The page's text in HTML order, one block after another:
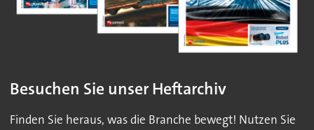
Besuchen Sie unser Heftarchiv
Finden Sie heraus, was die Branche bewegt! Nutzen Sie